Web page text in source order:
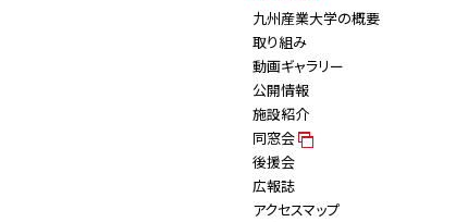
九州産業大学の概要
取り組み
動画ギャラリー
公開情報
施設紹介
同窓会
後援会
広報誌
アクセスマップ